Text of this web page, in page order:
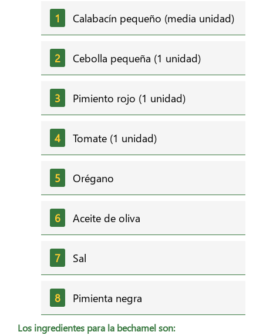
Calabacín pequeño (media unidad)
Cebolla pequeña (1 unidad)
Pimiento rojo (1 unidad)
Tomate (1 unidad)
Orégano
Aceite de oliva
Sal
Pimienta negra
Los ingredientes para la bechamel son: